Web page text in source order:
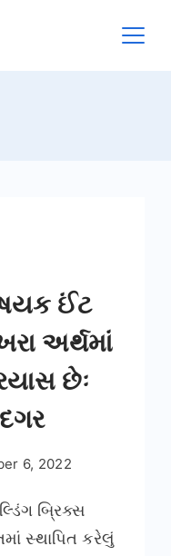
ઈંટ
અર્થમાં
છેઃ
6, 2022
બ્રિક્સ
સ્થાપિત કરેલું